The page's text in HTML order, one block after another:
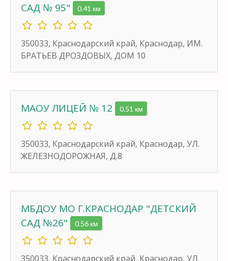
САД № 95"
0.41 км
350033, Краснодарский край, Краснодар, ИМ.
БРАТЬЕВ ДРОЗДОВЫХ, ДОМ 10
МАОУ ЛИЦЕЙ № 12 0.51 км
350033, Краснодарский край, Краснодар, УЛ.
ЖЕЛЕЗНОДОРОЖНАЯ, Д.8
МБДОУ МО Г.КРАСНОДАР "ДЕТСКИЙ
САД №26"
0.56 км
350033, Краснодарский край, Краснодар, УЛ.